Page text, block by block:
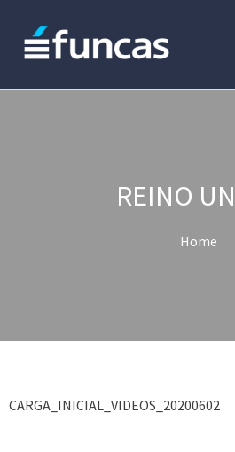
REINO
Home
CARGA_INICIAL_VIDEOS_20200602